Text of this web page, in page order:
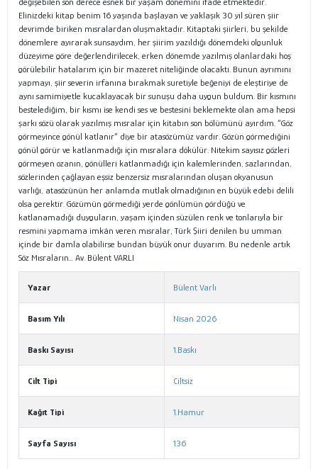
Elinizdeki kitap benim 16 yaşında başlayan ve yaklaşık 30 yıl süren şiir
devrimde biriken mısralardan oluşmaktadır. Kitaptaki şiirleri, bu şekilde
dönemlere ayırarak sunsaydım, her şiirim yazıldığı dönemdeki olgunluk
düzeyime göre değerlendirilecek, erken dönemde yazılmış olanlardaki hoş
görülebilir hatalarım için bir mazeret niteliğinde olacaktı. Bunun ayrımını
yapmayı, şiir severin irfanına bırakmak suretiyle beğeniyi de eleştiriye de
aynı samimiyetle kucaklayacak bir sunuşu daha uygun buldum. Bir kısmını
bestelediğim, bir kısmı ise kendi ses ve bestesini beklemekte olan ama hepsi
şarkı sözü olarak yazılmış mısralar için kitabın son bölümünü ayırdım. “Göz
görmeyince gönül katlanır” diye bir atasözümüz vardır. Gözün görmediğini
gönül görür ve katlanmadığı için mısralara dökülür. Nitekim sayısız gözleri
görmeyen ozanın, gönülleri katlanmadığı için kalemlerinden, sazlarından,
sözlerinden çağlayan eşsiz benzersiz mısralarından oluşan okyanusun
varlığı, atasözünün her anlamda mutlak olmadığının en büyük edebi delili
olsa gerektir. Gözümün görmediği yerde gönlümün gördüğü ve
katlanamadığı duyguların, yaşam içinden süzülen renk ve tonlarıyla bir
resmini yapmama imkân veren mısralar, Türk Şiiri denilen bu umman
içinde bir damla olabilirse bundan büyük onur duyarım. Bu nedenle artık
Söz Mısraların… Av. Bülent VARLI
Yazar Bülent Varlı
Basım Yılı Nisan 2026
Baskı Sayısı 1.Baskı
Cilt Tipi Ciltsiz
Kağıt Tipi 1.Hamur
Sayfa Sayısı 136